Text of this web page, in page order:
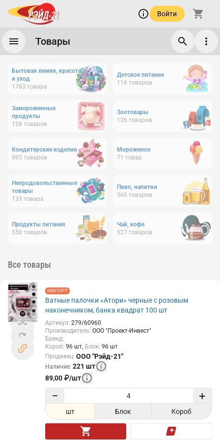
Войти
Товары
Бытовая химия, красота
и уход
1783 товара
Детское питание
116 товаров
Замороженные
продукты
128 товаров
Зоотовары
126 товаров
Кондитерские изделия
995 товаров
Мороженое
71 товар
Непродовольственные
товары
133 товара
Пиво, напитки
560 товаров
Продукты питания
558 товаров
Чай, кофе
527 товаров
Все товары
ИМПОРТ
Ватные палочки «Атори» черные с розовым
наконечником, банка квадрат 100 шт
Артикул: 279/60960
Производитель: ООО "Проект-Инвест"
Бренд:
Короб: 96 шт Блок: 96 шт
Продавец: ООО "Рэйд-21"
Наличие: 221 шт
89,00 ₽/шт
− +
шт Блок Короб